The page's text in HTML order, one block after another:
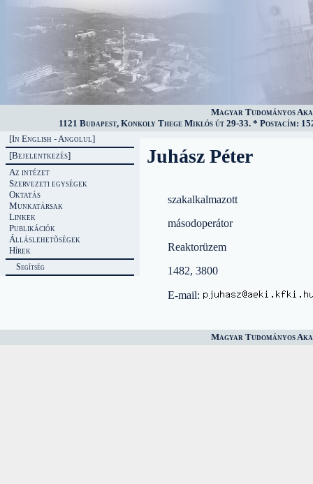
Magyar Tudományos
1121 Budapest, Konkoly Thege Miklós út 29-33. * Postacím:
[In English - Angolul]
[Bejelentkezés]
Az intézet
Szervezeti egységek
Oktatás
Munkatársak
Linkek
Publikációk
Álláslehetõségek
Hírek
Segítség
Juhász Péter
szakalkalmazott
másodoperátor
Reaktorüzem
1482, 3800
E-mail:
Magyar Tudományos